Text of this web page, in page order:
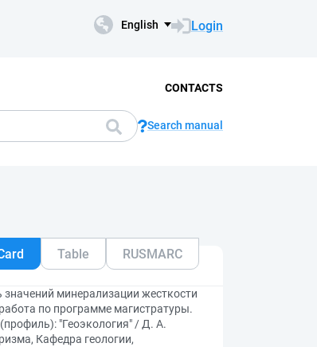
English Login
CONTACTS
Search manual
Table RUSMARC
минерализации жесткости
по программе магистратуры.
"Геоэкология" / Д. А.
Кафедра геологии,